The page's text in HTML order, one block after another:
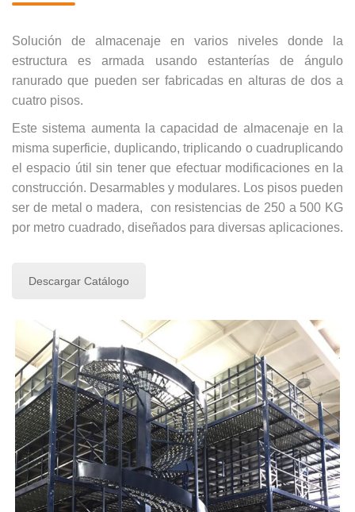
Solución de almacenaje en varios niveles donde la
estructura es armada usando estanterías de ángulo
ranurado que pueden ser fabricadas en alturas de dos a
cuatro pisos.
Este sistema aumenta la capacidad de almacenaje en la
misma superficie, duplicando, triplicando o cuadruplicando
el espacio útil sin tener que efectuar modificaciones en la
construcción. Desarmables y modulares. Los pisos pueden
ser de metal o madera, con resistencias de 250 a 500 KG
por metro cuadrado, diseñados para diversas aplicaciones.
Descargar Catálogo